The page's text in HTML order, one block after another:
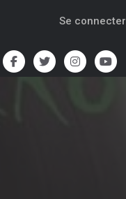
Se connecter